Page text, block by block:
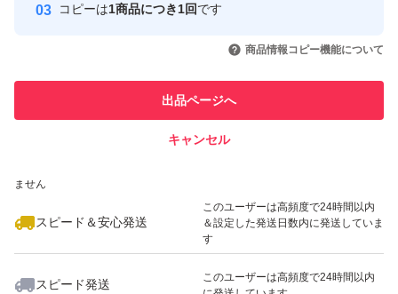
引を完了させた実績があります
での取引実績があります
ません
スピード＆安心発送
このユーザーは高頻度で24時間以内
＆設定した発送日数内に発送していま
す
スピード発送
このユーザーは高頻度で24時間以内
コピーは1商品につき1回です
商品情報コピー機能について
出品ページへ
キャンセル